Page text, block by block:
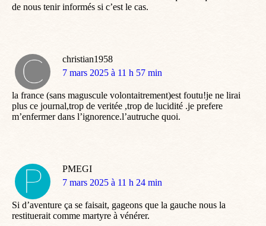
de nous tenir informés si c’est le cas.
christian1958
dit
7 mars 2025 à 11 h 57 min
la france (sans maguscule volontaitrement)est foutu!je ne lirai
plus ce journal,trop de veritée ,trop de lucidité .je prefere
m’enfermer dans l’ignorence.l’autruche quoi.
PMEGI
dit
7 mars 2025 à 11 h 24 min
Si d’aventure ça se faisait, gageons que la gauche nous la
restituerait comme martyre à vénérer.